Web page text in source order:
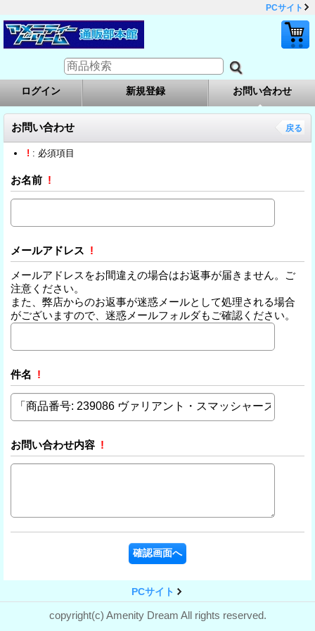
PCサイト
ログイン 新規登録 お問い合わせ
お問い合わせ 戻る
! : 必須項目
お名前 !
メールアドレス !
メールアドレスをお間違えの場合はお返事が届きません。ご
注意ください。
また、弊店からのお返事が迷惑メールとして処理される場合
がございますので、迷惑メールフォルダもご確認ください。
件名 !
お問い合わせ内容 !
PCサイト
copyright(c) Amenity Dream All rights reserved.